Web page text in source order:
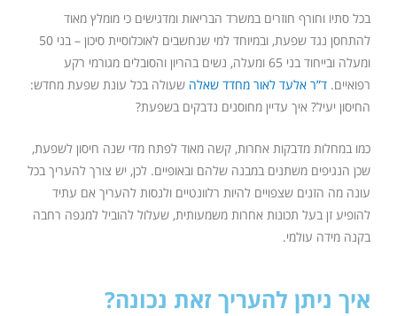
בכל סתיו וחורף חוזרים במשרד הבריאות ומדגישים כי מומלץ מאוד
להתחסן נגד שפעת, ובמיוחד למי שנחשבים לאוכלוסיית סיכון – בני 50
ומעלה ובייחוד בני 65 ומעלה, נשים בהריון והסובלים מגורמי רקע
רפואיים. ד”ר אלעד לאור מחדד שאלה שעולה בכל עונת שפעת מחדש:
החיסון יעיל? איך עדיין מחוסנים נדבקים בשפעת?
כמו במחלות מדבקות אחרות, קשה מאוד לפתח מדי שנה חיסון לשפעת,
שכן הנגיפים משתנים במבנה שלהם ובאופיים. לכן, יש צורך להעריך בכל
עונה מה הזנים שצפויים להיות רלוונטיים ולנסות להעריך אם עתיד
להופיע זן בעל תכונות אחרות משמעותית, שעלול להוביל למגפה רחבה
בקנה מידה עולמי.
איך ניתן להעריך זאת נכונה?